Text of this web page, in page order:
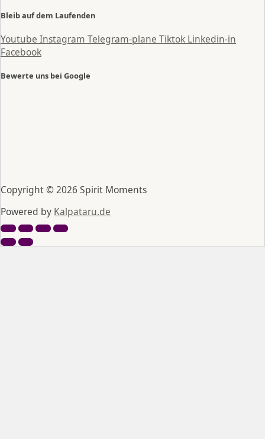
Bleib auf dem Laufenden
Youtube Instagram Telegram-plane Tiktok Linkedin-in
Facebook
Bewerte uns bei Google
Copyright © 2026 Spirit Moments
Powered by Kalpataru.de